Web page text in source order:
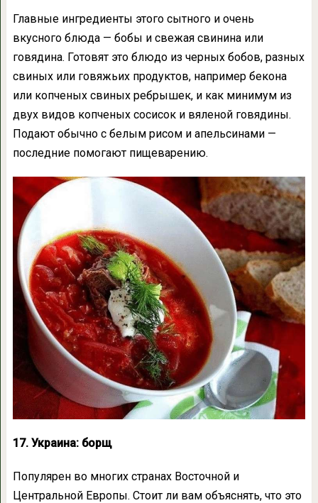
Главные ингредиенты этого сытного и очень
вкусного блюда — бобы и свежая свинина или
говядина. Готовят это блюдо из черных бобов, разных
свиных или говяжьих продуктов, например бекона
или копченых свиных ребрышек, и как минимум из
двух видов копченых сосисок и вяленой говядины.
Подают обычно с белым рисом и апельсинами —
последние помогают пищеварению.
17. Украина: борщ
Популярен во многих странах Восточной и
Центральной Европы. Стоит ли вам объяснять, что это